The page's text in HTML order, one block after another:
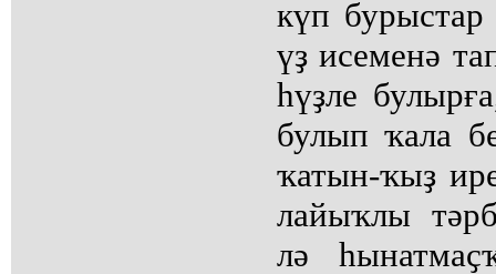
күп бурыстар
үҙ исеменә
һүҙле
булып ҡала
ҡатын-ҡыҙ
лайыҡлы
лә